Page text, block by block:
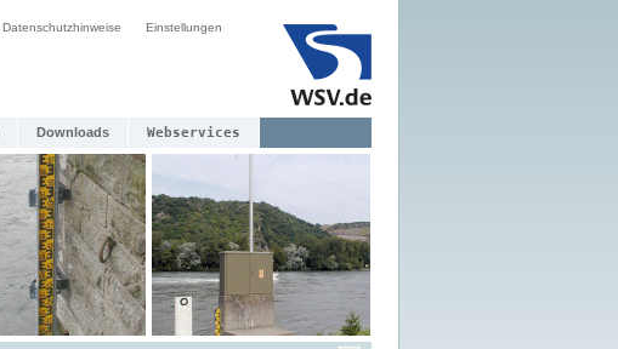
Datenschutzhinweise Einstellungen
Downloads Webservices